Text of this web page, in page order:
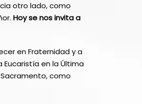
otro lado, como
Hoy se nos invita a
en Fraternidad y a
Eucaristía en la Última
como